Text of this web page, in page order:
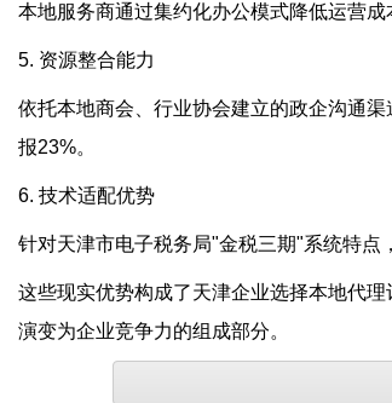
本地服务商通过集约化办公模式降低运营
5. 资源整合能力
依托本地商会、行业协会建立的政企沟通
报23%。
6. 技术适配优势
针对天津市电子税务局"金税三期"系统特点
这些现实优势构成了天津企业选择本地代
演变为企业竞争力的组成部分。